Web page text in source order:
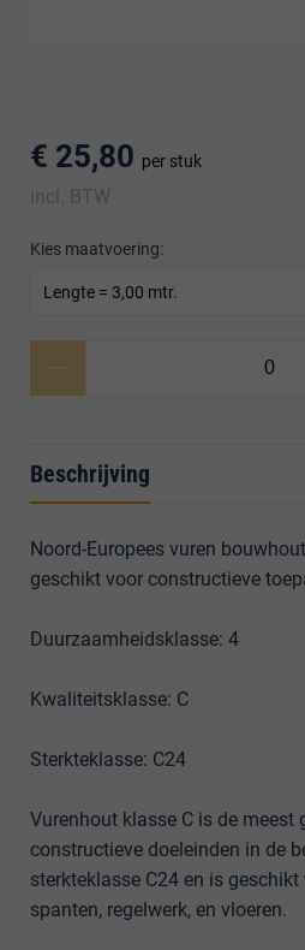
€ 25,80 per stuk
incl. BTW
Kies maatvoering:
Lengte = 3,00 mtr.
Beschrijving
Noord-Europees vuren
geschikt voor constructieve
Duurzaamheidsklasse: 4
Kwaliteitsklasse: C
Sterkteklasse: C24
Vurenhout klasse C is de
constructieve doeleinden in de
sterkteklasse C24 en is
spanten, regelwerk, en vloeren.